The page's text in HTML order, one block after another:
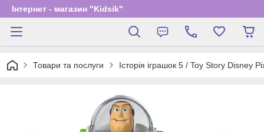
Інтернет - магазин "Kidsik"
Товари та послуги Історія іграшок 5 / Toy Story Disney